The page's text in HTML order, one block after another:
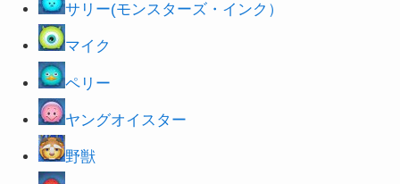
サリー(モンスターズ・インク）
マイク
ペリー
ヤングオイスター
野獣